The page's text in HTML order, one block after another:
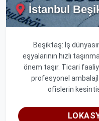
İstanbul
Beşiktaş: İş
eşyalarının hızlı
önem taşır. Ticari
profesyonel
ofislerin